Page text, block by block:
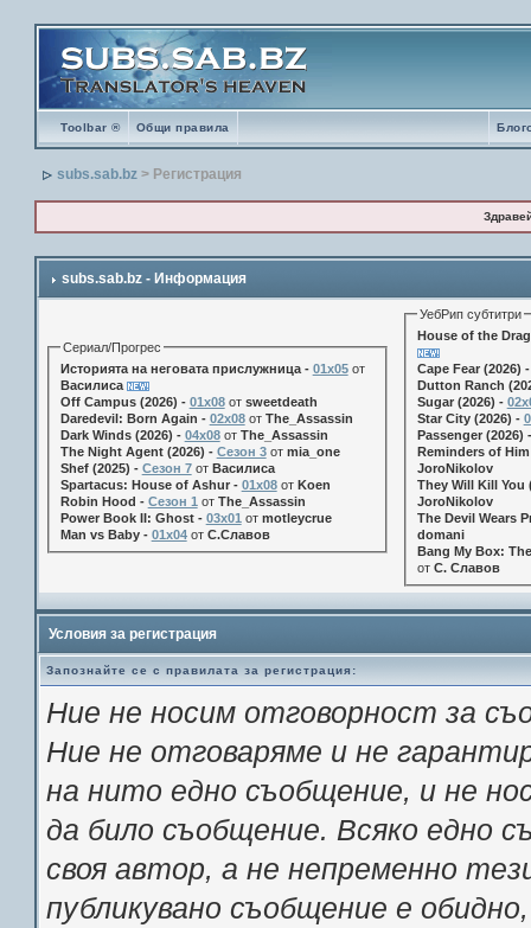
Toolbar ® Общи правила
subs.sab.bz > Регистрация
subs.sab.bz - Информация
Сериал/Прогрес
Историята на неговата прислужница - 01х05от
Василиса
Off Campus (2026) - 01x08от sweetdeath
Daredevil: Born Again - 02x08от The_Assassin
Dark Winds (2026) - 04x08от The_Assassin
The Night Agent (2026) - Сезон 3от mia_one
Shef (2025) - Сезон 7от Василиса
Spartacus: House of Ashur - 01x08от Koen
Robin Hood - Сезон 1 от The_Assassin
Power Book II: Ghost - 03x01 от motleycrue
Man vs Baby - 01x04от С.Славов
УебРип субтитри
House of the
Cape Fear (2026)
Dutton Ranch
Sugar (2026) -
Star City (2026) -
Passenger (2026)
Reminders of
JoroNikolov
They Will Kill You
JoroNikolov
The Devil Wears
domani
Bang My Box:
от С. Славов
Условия за регистрация
Запознайте се с правилата за регистрация:
Ние не носим отговорност за
Ние не отговаряме и не
на нито едно съобщение, и не
да било съобщение. Всяко едно
своя автор, а не непременно
публикувано съобщение е